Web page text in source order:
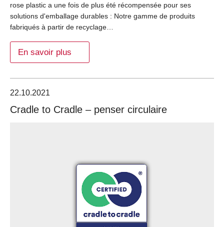
rose plastic a une fois de plus été récompensée pour ses
solutions d'emballage durables : Notre gamme de produits
fabriqués à partir de recyclage…
En savoir plus
22.10.2021
Cradle to Cradle – penser circulaire